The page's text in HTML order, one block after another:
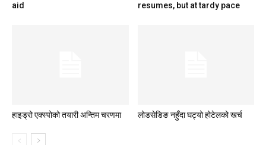
aid
resumes, but at tardy pace
हाइड्रो एक्स्पोको तयारी अन्तिम चरणमा लोडसेडिङ नहुँदा घट्यो होटेलको खर्च